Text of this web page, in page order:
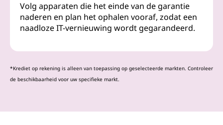
Volg apparaten die het einde van de garantie
naderen en plan het ophalen vooraf, zodat een
naadloze IT-vernieuwing wordt gegarandeerd.
*Krediet op rekening is alleen van toepassing op geselecteerde markten. Controleer
de beschikbaarheid voor uw specifieke markt.